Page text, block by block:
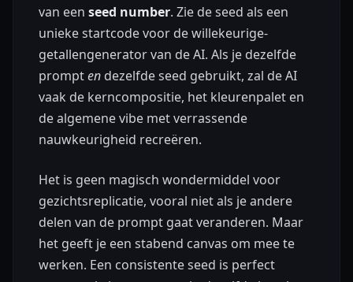
van een seed number. Zie de seed als een
unieke startcode voor de willekeurige-
getallengenerator van de AI. Als je dezelfde
prompten dezelfde seed gebruikt, zal de AI
vaak de kerncompositie, het kleurenpalet en
de algemene vibe met verrassende
nauwkeurigheid recreëren.
Het is geen magisch wondermiddel voor
gezichtsreplicatie, vooral niet als je andere
delen van de prompt gaat veranderen. Maar
het geeft je een stabend canvas om mee te
werken. Een consistente seed is perfect